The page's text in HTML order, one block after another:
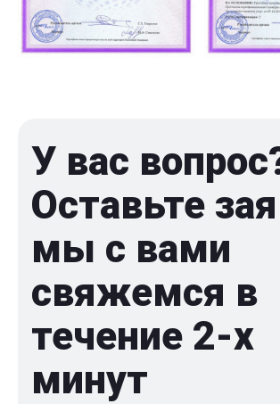
У вас
Оставьте
мы с вами
свяжемся в
течение 2-x
минут